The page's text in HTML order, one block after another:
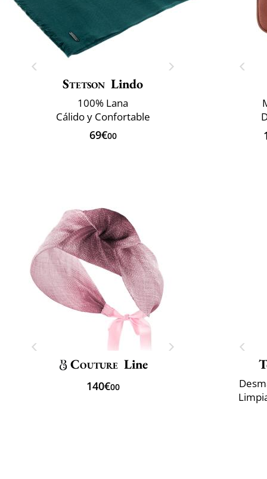
Stetson Lindo
100% Lana
Cálido y Confortable
69€00
Couture Line
140€00